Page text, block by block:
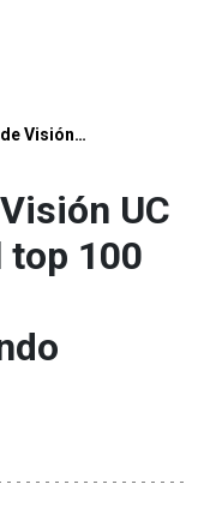
Visión…
UC
top 100